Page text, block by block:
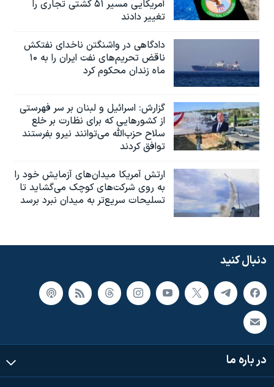
آمریکایی مسیر ۵۱ کشتی تجاری را
تغییر دادند
دادگاهی در واشنگتن ناخدای نفتکش
ناقض تحریم‌های نفت ایران را به ۱۰
ماه زندان محکوم کرد
گزارش‌: اسرائيل و لبنان بر سر فهرستی
از کشورهایی که برای نظارت بر خلع
سلاح حزب‌الله می‌توانند نیرو بفرستند
توافق کردند
ارتش آمریکا میدان‌های آزمایش خود را
به روی شرکت‌های کوچک می‌گشاید تا
تسلیحات سریع‌تر به میدان نبرد برسد
دنبال کنید
در باره ما